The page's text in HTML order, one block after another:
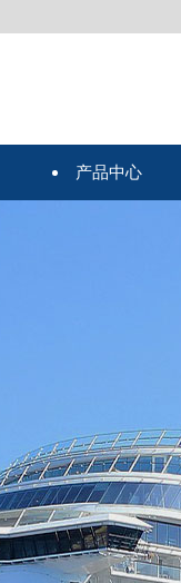
产品中心